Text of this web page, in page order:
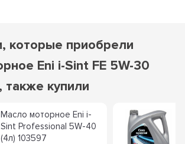
которые приобрели
Eni i-Sint FE 5W-30
также купили
Масло моторное Eni i-
Sint Professional 5W-40
(4л) 103597